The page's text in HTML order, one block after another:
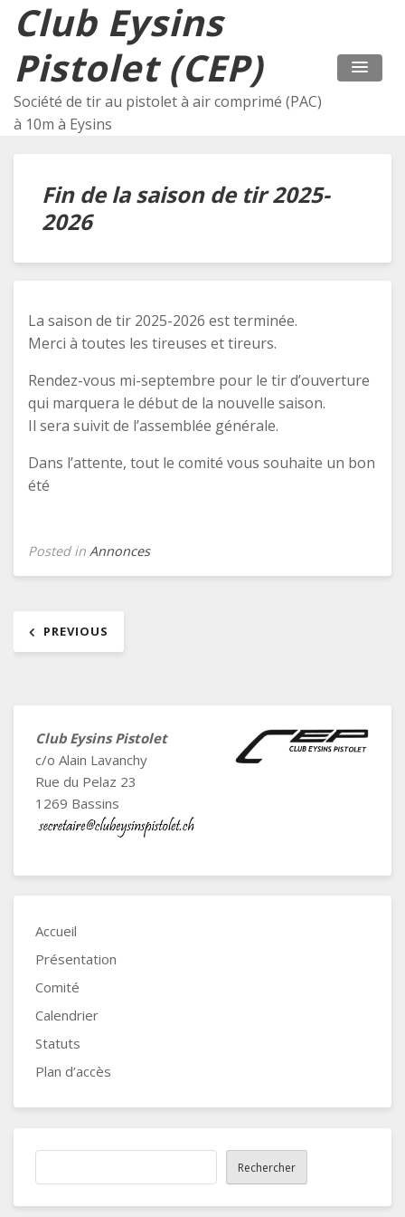
Club Eysins
Pistolet (CEP)
Société de tir au pistolet à air comprimé (PAC)
à 10m à Eysins
Fin de la saison de tir 2025-
2026
La saison de tir 2025-2026 est terminée.
Merci à toutes les tireuses et tireurs.
Rendez-vous mi-septembre pour le tir d’ouverture
qui marquera le début de la nouvelle saison.
Il sera suivit de l’assemblée générale.
Dans l’attente, tout le comité vous souhaite un bon
été
Posted in Annonces
dePREVIOUS
Club Eysins Pistolet
c/o Alain Lavanchy
Rue du Pelaz 23
1269 Bassins
Accueil
Présentation
Comité
Calendrier
Statuts
Plan d’accès
Rechercher